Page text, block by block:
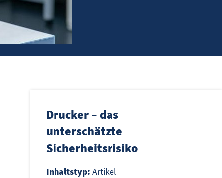
Drucker – das
unterschätzte
Sicherheitsrisiko
Inhaltstyp: Artikel